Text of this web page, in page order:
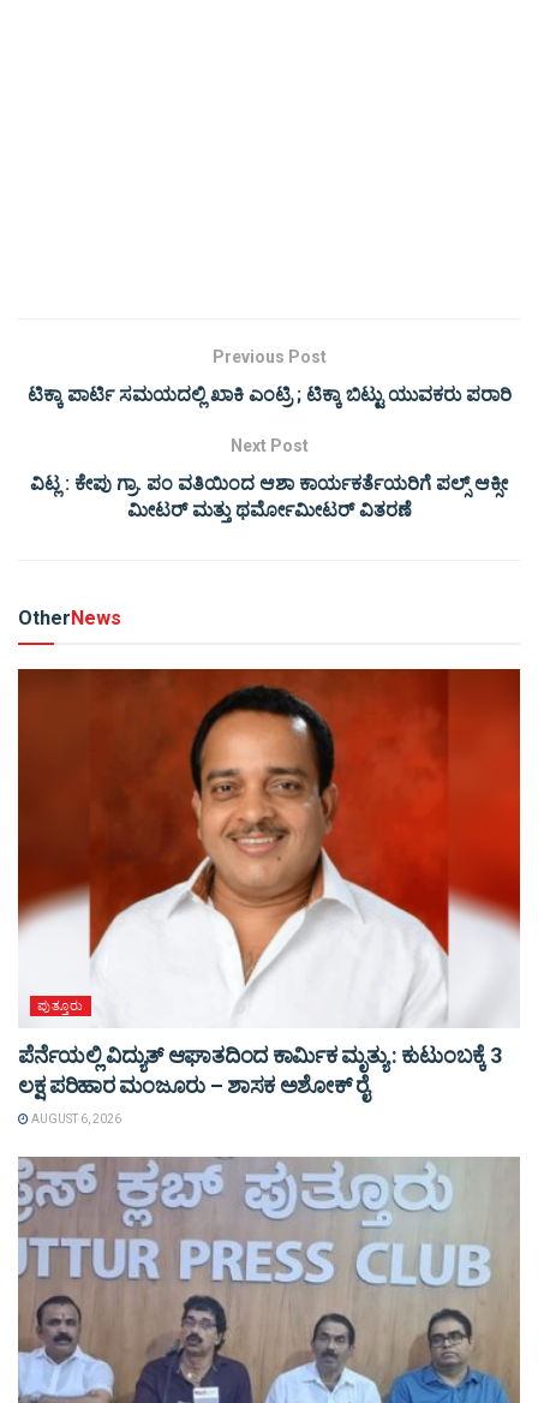
Previous Post
ಟಿಕ್ಕಾ ಪಾರ್ಟಿ ಸಮಯದಲ್ಲಿ ಖಾಕಿ ಎಂಟ್ರಿ ; ಟಿಕ್ಕಾ ಬಿಟ್ಟು ಯುವಕರು ಪರಾರಿ
Next Post
ವಿಟ್ಲ : ಕೇಪು ಗ್ರಾ. ಪಂ ವತಿಯಿಂದ ಆಶಾ ಕಾರ್ಯಕರ್ತೆಯರಿಗೆ ಪಲ್ಸ್ ಆಕ್ಸೀ
ಮೀಟರ್ ಮತ್ತು ಥರ್ಮೋಮೀಟರ್ ವಿತರಣೆ
OtherNews
ಪುತ್ತೂರು
ಪೆರ್ನೆಯಲ್ಲಿ ವಿದ್ಯುತ್ ಆಘಾತದಿಂದ ಕಾರ್ಮಿಕ ಮೃತ್ಯು : ಕುಟುಂಬಕ್ಕೆ 3
ಲಕ್ಷ ಪರಿಹಾರ ಮಂಜೂರು – ಶಾಸಕ ಅಶೋಕ್ ರೈ
AUGUST 6, 2026